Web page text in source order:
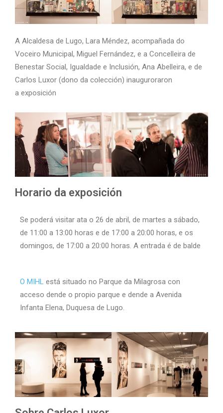
A Alcaldesa de Lugo, Lara Méndez, acompañada do
Voceiro Municipal, Miguel Fernández, e a Concelleira de
Benestar Social, Igualdade e Inclusión, Ana Abelleira, e de
Carlos Luxor (dono da colección) inauguroraron
a exposición
Horario da exposición
Se poderá visitar ata o 26 de abril, de martes a sábado,
de 11:00 a 13:00 horas e de 17:00 a 20:00 horas, e os
domingos, de 17:00 a 20:00 horas. A entrada é de balde
O MIHL está situado no Parque da Milagrosa con
acceso dende o propio parque e dende a Avenida
Infanta Elena, Duquesa de Lugo.